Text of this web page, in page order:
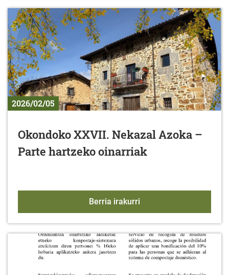
2026/02/05
Okondoko XXVII. Nekazal Azoka –
Parte hartzeko oinarriak
Berria irakurri